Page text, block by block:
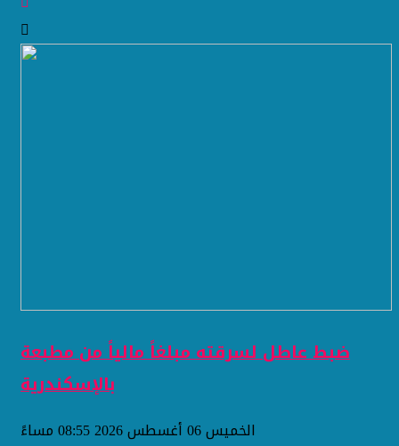
ضبط عاطل لسرقته مبلغاً مالياً من مطبعة
بالإسكندرية
الخميس 06 أغسطس 2026 08:55 مساءً